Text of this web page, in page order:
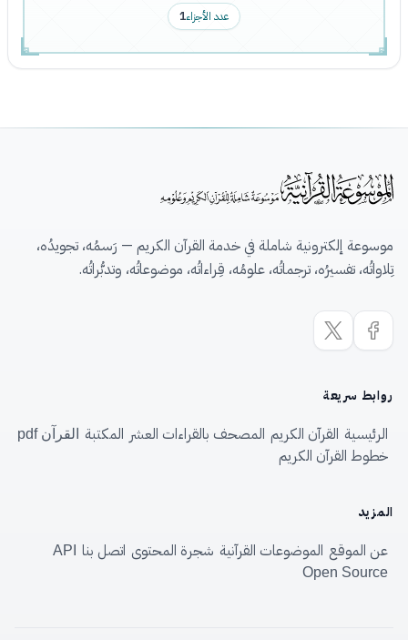
عدد الأجزاء1
موسوعة إلكترونية شاملة في خدمة القرآن الكريم — رَسمُه، تجويدُه،
تِلاواتُه، تفسيرُه، ترجماتُه، علومُه، قِراءاتُه، موضوعاتُه، وتدبُّراتُه.
روابط سريعة
الرئيسية القرآن الكريم المصحف بالقراءات العشر المكتبة القرآن pdf
خطوط القرآن الكريم
المزيد
عن الموقع الموضوعات القرآنية شجرة المحتوى اتصل بنا
API
Open Source